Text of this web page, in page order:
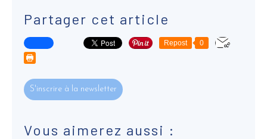
Partager cet article
Repost 0
S'inscrire à la newsletter
Vous aimerez aussi :